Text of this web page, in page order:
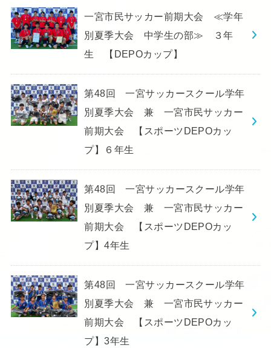
一宮市民サッカー前期大会 ≪学年
別夏季大会 中学生の部≫ ３年
生 【DEPOカップ】
第48回 一宮サッカースクール学年
別夏季大会 兼 一宮市民サッカー
前期大会 【スポーツDEPOカッ
プ】６年生
第48回 一宮サッカースクール学年
別夏季大会 兼 一宮市民サッカー
前期大会 【スポーツDEPOカッ
プ】4年生
第48回 一宮サッカースクール学年
別夏季大会 兼 一宮市民サッカー
前期大会 【スポーツDEPOカッ
プ】3年生